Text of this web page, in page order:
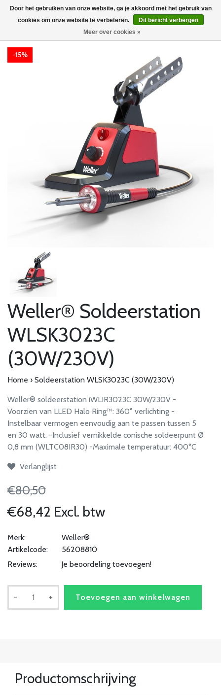
-15%
Weller® Soldeerstation
WLSK3023C
(30W/230V)
Home › Soldeerstation WLSK3023C (30W/230V)
Weller® soldeerstation iWLIR3023C 30W/230V -
Voorzien van LLED Halo Ring™: 360° verlichting -
Instelbaar vermogen eenvoudig aan te passen tussen 5
en 30 watt. -Inclusief vernikkelde conische soldeerpunt Ø
0,8 mm (WLTC08IR30) -Maximale temperatuur: 400°C
Verlanglijst
€80,50
€68,42 Excl. btw
Merk:
Weller®
Artikelcode:
56208810
Reviews:
Je beoordeling toevoegen!
- + Toevoegen aan winkelwagen
Productomschrijving
Door het gebruiken van onze website, ga je akkoord met het gebruik van
cookies om onze website te verbeteren.
Dit bericht verbergen
Meer over cookies »